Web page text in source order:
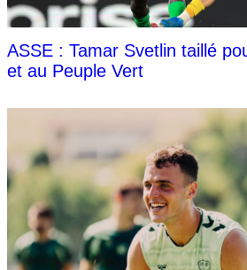
ASSE : Tamar Svetlin taillé
et au Peuple Vert